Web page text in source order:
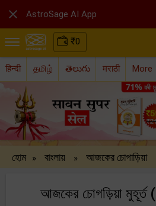
₹0
हिन्दी தமிழ் తెలుగు मराठी More
হোম » বাংলায় » আজকের চোগাড়িয়া
আজকের চোগড়িয়া
 AstroSage AI App